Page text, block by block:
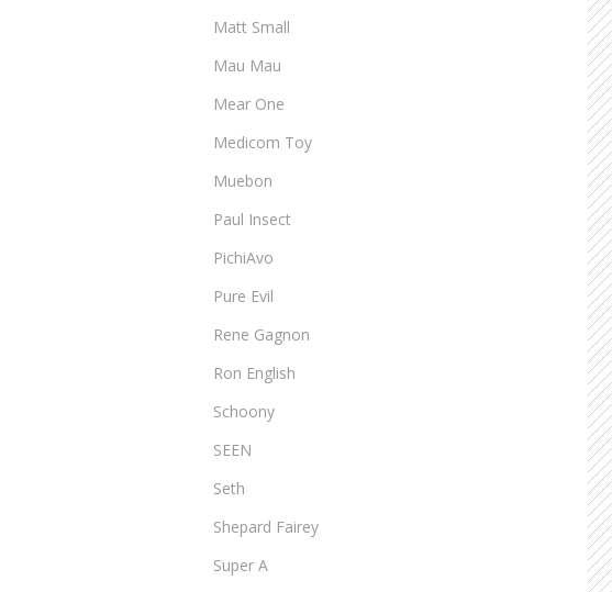
Matt Small
Mau Mau
Mear One
Medicom Toy
Muebon
Paul Insect
PichiAvo
Pure Evil
Rene Gagnon
Ron English
Schoony
SEEN
Seth
Shepard Fairey
Super A